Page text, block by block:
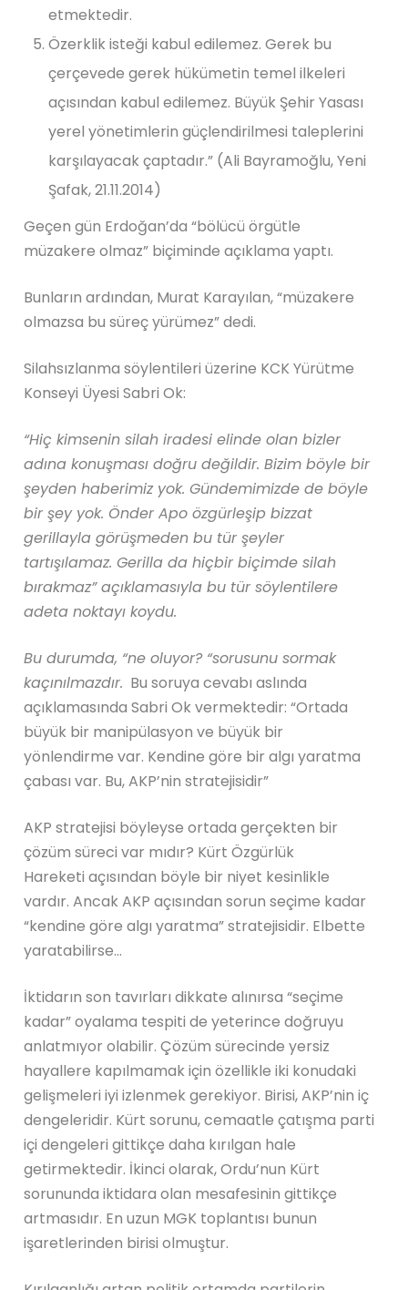
etmektedir.
Özerklik isteği kabul edilemez. Gerek bu
çerçevede gerek hükümetin temel ilkeleri
açısından kabul edilemez. Büyük Şehir Yasası
yerel yönetimlerin güçlendirilmesi taleplerini
karşılayacak çaptadır.” (Ali Bayramoğlu, Yeni
Şafak, 21.11.2014)
Geçen gün Erdoğan’da “bölücü örgütle
müzakere olmaz” biçiminde açıklama yaptı.
Bunların ardından, Murat Karayılan, “müzakere
olmazsa bu süreç yürümez” dedi.
Silahsızlanma söylentileri üzerine KCK Yürütme
Konseyi Üyesi Sabri Ok:
“Hiç kimsenin silah iradesi elinde olan bizler
adına konuşması doğru değildir. Bizim böyle bir
şeyden haberimiz yok. Gündemimizde de böyle
bir şey yok. Önder Apo özgürleşip bizzat
gerillayla görüşmeden bu tür şeyler
tartışılamaz. Gerilla da hiçbir biçimde silah
bırakmaz” açıklamasıyla bu tür söylentilere
adeta noktayı koydu.
Bu durumda, “ne oluyor? “sorusunu sormak
kaçınılmazdır. Bu soruya cevabı aslında
açıklamasında Sabri Ok vermektedir: “Ortada
büyük bir manipülasyon ve büyük bir
yönlendirme var. Kendine göre bir algı yaratma
çabası var. Bu, AKP’nin stratejisidir”
AKP stratejisi böyleyse ortada gerçekten bir
çözüm süreci var mıdır? Kürt Özgürlük
Hareketi açısından böyle bir niyet kesinlikle
vardır. Ancak AKP açısından sorun seçime kadar
“kendine göre algı yaratma” stratejisidir. Elbette
yaratabilirse…
İktidarın son tavırları dikkate alınırsa “seçime
kadar” oyalama tespiti de yeterince doğruyu
anlatmıyor olabilir. Çözüm sürecinde yersiz
hayallere kapılmamak için özellikle iki konudaki
gelişmeleri iyi izlenmek gerekiyor. Birisi, AKP’nin iç
dengeleridir. Kürt sorunu, cemaatle çatışma parti
içi dengeleri gittikçe daha kırılgan hale
getirmektedir. İkinci olarak, Ordu’nun Kürt
sorununda iktidara olan mesafesinin gittikçe
artmasıdır. En uzun MGK toplantısı bunun
işaretlerinden birisi olmuştur.